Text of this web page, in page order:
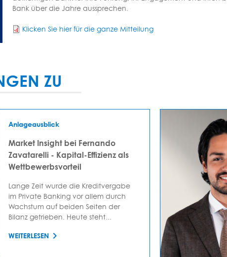
Bank über die Jahre aussprechen.
Klicken Sie hier für die ganze Mitteilung
ZU
Anlageausblick
Market Insight bei Fernando
Zavatarelli - Kapital-Effizienz als
Wettbewerbsvorteil
Lange Zeit wurde die Kreditvergabe
im Private Banking vor allem durch
Wachstum auf beiden Seiten der
Bilanz getrieben. Heute steht...
WEITERLESEN